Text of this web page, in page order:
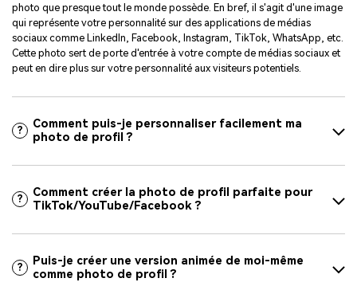
photo que presque tout le monde possède. En bref, il s'agit d'une image
qui représente votre personnalité sur des applications de médias
sociaux comme LinkedIn, Facebook, Instagram, TikTok, WhatsApp, etc.
Cette photo sert de porte d'entrée à votre compte de médias sociaux et
peut en dire plus sur votre personnalité aux visiteurs potentiels.
?
Comment puis-je personnaliser facilement ma
photo de profil ?
?
Comment créer la photo de profil parfaite pour
TikTok/YouTube/Facebook ?
?
Puis-je créer une version animée de moi-même
comme photo de profil ?